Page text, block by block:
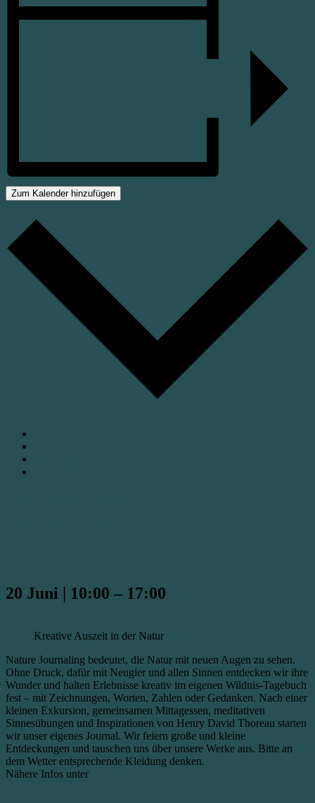
Zum Kalender hinzufügen
20 Juni | 10:00 – 17:00
Kreative Auszeit in der Natur
Nature Journaling bedeutet, die Natur mit neuen Augen zu sehen.
Ohne Druck, dafür mit Neugier und allen Sinnen entdecken wir ihre
Wunder und halten Erlebnisse kreativ im eigenen Wildnis-Tagebuch
fest – mit Zeichnungen, Worten, Zahlen oder Gedanken. Nach einer
kleinen Exkursion, gemeinsamen Mittagessen, meditativen
Sinnesübungen und Inspirationen von Henry David Thoreau starten
wir unser eigenes Journal. Wir feiern große und kleine
Entdeckungen und tauschen uns über unsere Werke aus. Bitte an
dem Wetter entsprechende Kleidung denken.
Nähere Infos unter